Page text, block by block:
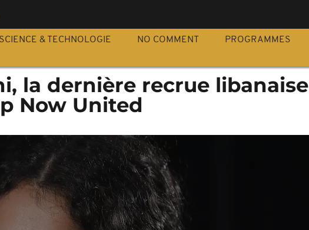
SCIENCE & TECHNOLOGIE NO COMMENT PROGRAMMES
la dernière recrue libanaise
Now United